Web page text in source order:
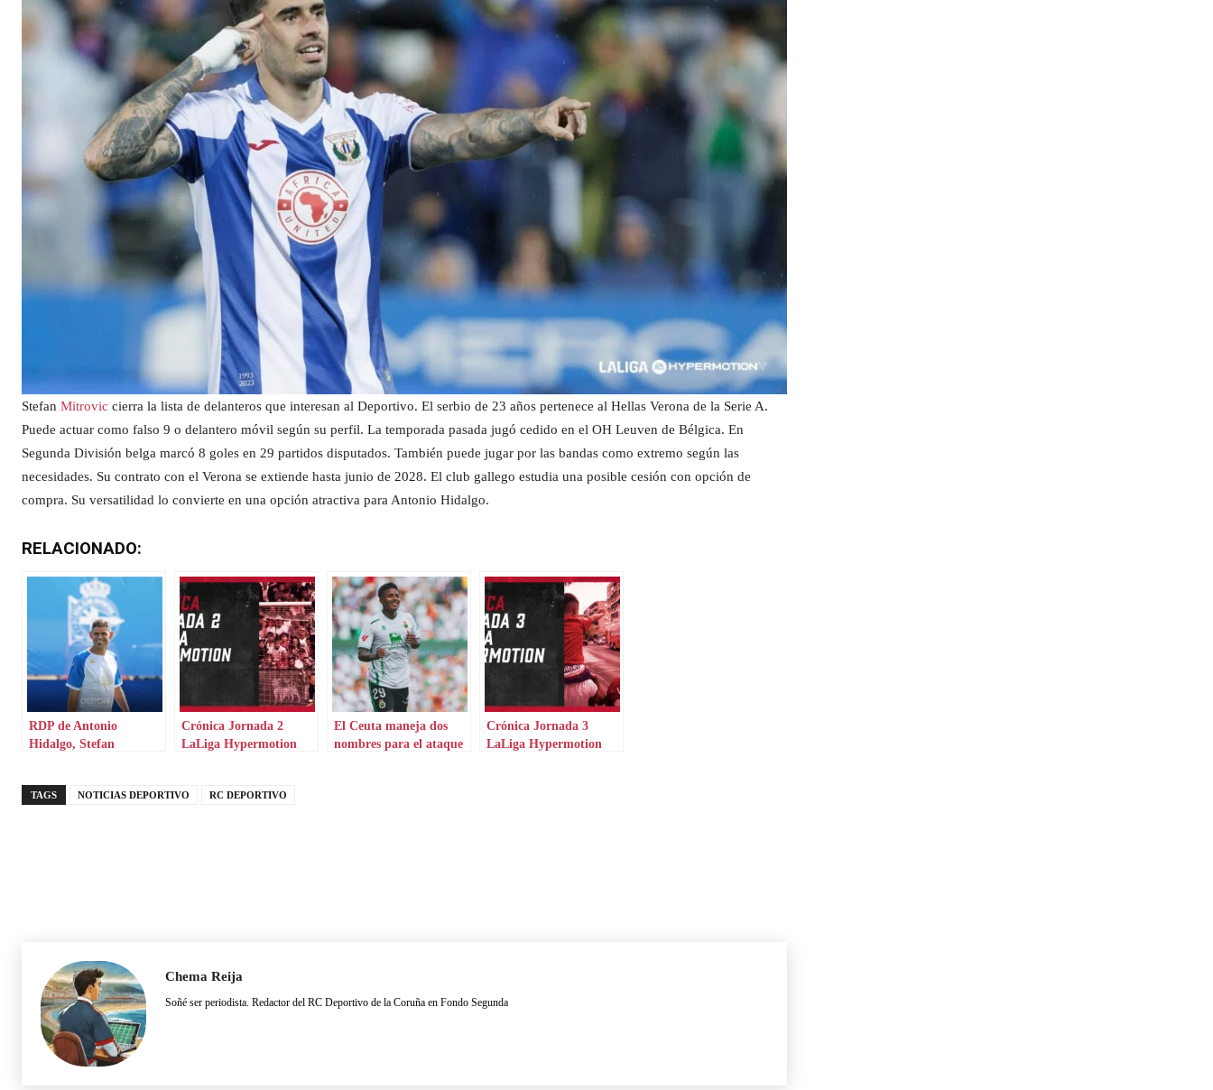
Stefan Mitrovic cierra la lista de delanteros que interesan al Deportivo. El serbio de 23 años pertenece al Hellas Verona de la Serie A.
Puede actuar como falso 9 o delantero móvil según su perfil. La temporada pasada jugó cedido en el OH Leuven de Bélgica. En
Segunda División belga marcó 8 goles en 29 partidos disputados. También puede jugar por las bandas como extremo según las
necesidades. Su contrato con el Verona se extiende hasta junio de 2028. El club gallego estudia una posible cesión con opción de
compra. Su versatilidad lo convierte en una opción atractiva para Antonio Hidalgo.
RELACIONADO:
RDP de Antonio
Hidalgo, Stefan
Crónica Jornada 2
LaLiga Hypermotion
El Ceuta maneja dos
nombres para el ataque
Crónica Jornada 3
LaLiga Hypermotion
TAGS NOTICIAS DEPORTIVO RC DEPORTIVO
Chema Reija
Soñé ser periodista. Redactor del RC Deportivo de la Coruña en Fondo Segunda